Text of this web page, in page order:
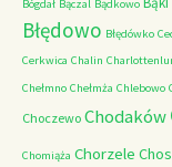
Bógdał Bączal Bądkowo
Błędowo Błędówko
Cerkwica Chalin
Chełmno Chełmża Chlebowo
Choczewo Chodaków
Chomiąża Chorzele